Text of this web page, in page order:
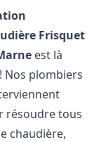
Frisquet
est là
Nos plombiers
résoudre tous
chaudière,